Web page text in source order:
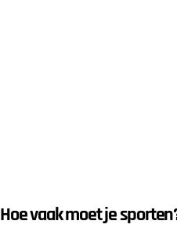
Hoe vaak moet je